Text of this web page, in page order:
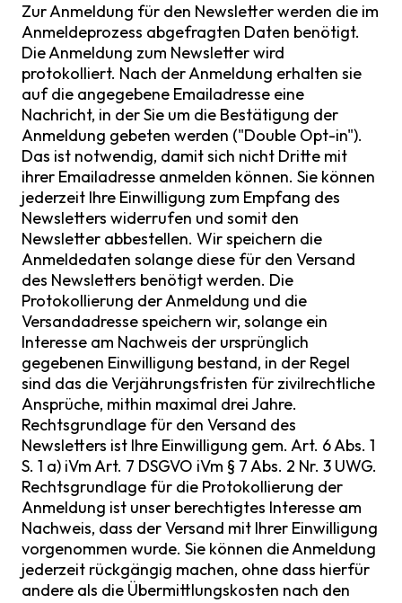
Zur Anmeldung für den Newsletter werden die im
Anmeldeprozess abgefragten Daten benötigt.
Die Anmeldung zum Newsletter wird
protokolliert. Nach der Anmeldung erhalten sie
auf die angegebene Emailadresse eine
Nachricht, in der Sie um die Bestätigung der
Anmeldung gebeten werden ("Double Opt-in").
Das ist notwendig, damit sich nicht Dritte mit
ihrer Emailadresse anmelden können. Sie können
jederzeit Ihre Einwilligung zum Empfang des
Newsletters widerrufen und somit den
Newsletter abbestellen. Wir speichern die
Anmeldedaten solange diese für den Versand
des Newsletters benötigt werden. Die
Protokollierung der Anmeldung und die
Versandadresse speichern wir, solange ein
Interesse am Nachweis der ursprünglich
gegebenen Einwilligung bestand, in der Regel
sind das die Verjährungsfristen für zivilrechtliche
Ansprüche, mithin maximal drei Jahre.
Rechtsgrundlage für den Versand des
Newsletters ist Ihre Einwilligung gem. Art. 6 Abs. 1
S. 1 a) iVm Art. 7 DSGVO iVm § 7 Abs. 2 Nr. 3 UWG.
Rechtsgrundlage für die Protokollierung der
Anmeldung ist unser berechtigtes Interesse am
Nachweis, dass der Versand mit Ihrer Einwilligung
vorgenommen wurde. Sie können die Anmeldung
jederzeit rückgängig machen, ohne dass hierfür
andere als die Übermittlungskosten nach den